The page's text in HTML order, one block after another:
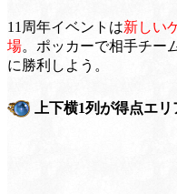
11周年イベントは新しい
場。ポッカーで相手チー
に勝利しよう。
上下横1列が得点エリ